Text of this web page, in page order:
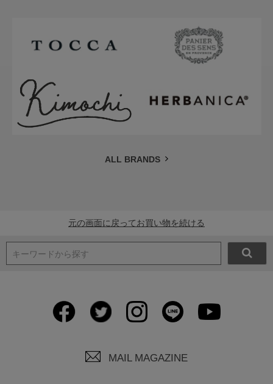
ALL BRANDS
元の画面に戻ってお買い物を続ける
キーワードから探す
MAIL MAGAZINE